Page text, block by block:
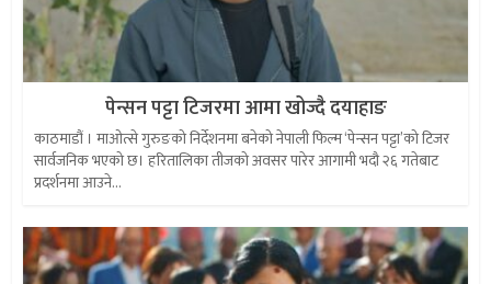
पेन्सन पट्टा टिजरमा आमा खोज्दै दयाहाङ
काठमाडौं । माओत्से गुरुङको निर्देशनमा बनेको नेपाली फिल्म ‘पेन्सन पट्टा’को टिजर
सार्वजनिक भएको छ। हरितालिका तीजको अवसर पारेर आगामी भदौ २६ गतेबाट
प्रदर्शनमा आउने...